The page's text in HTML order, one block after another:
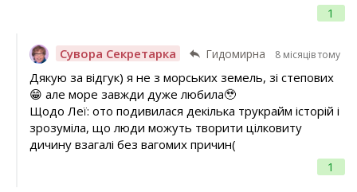
1
Сувора Секретарка Гидомирна 8 місяців тому
1
Дякую за відгук) я не з морських земель, зі степових
😁 але море завжди дуже любила🥹
Щодо Леї: ото подивилася декілька трукрайм історій і
зрозуміла, що люди можуть творити цілковиту
дичину взагалі без вагомих причин(